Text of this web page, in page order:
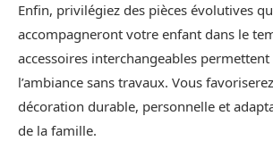
Enfin, privilégiez des pièces évolutives
accompagneront votre enfant dans le
accessoires interchangeables
l’ambiance sans travaux. Vous
décoration durable, personnelle et
de la famille.